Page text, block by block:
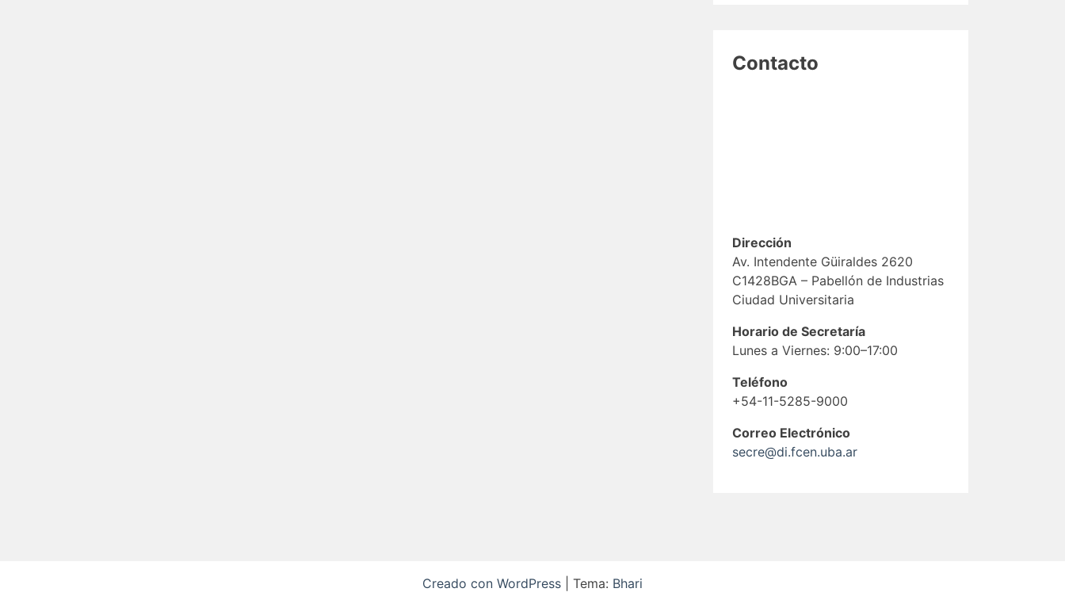
Contacto
Dirección
Av. Intendente Güiraldes 2620
C1428BGA – Pabellón de Industrias
Ciudad Universitaria
Horario de Secretaría
Lunes a Viernes: 9:00–17:00
Teléfono
+54-11-5285-9000
Correo Electrónico
secre@di.fcen.uba.ar
Creado con WordPress Tema: Bhari